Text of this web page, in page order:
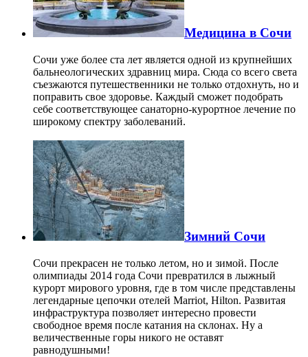
Медицина в Сочи
Сочи уже более ста лет является одной из крупнейших
бальнеологических здравниц мира. Сюда со всего света
съезжаются путешественники не только отдохнуть, но и
поправить свое здоровье. Каждый сможет подобрать
себе соответствующее санаторно-курортное лечение по
широкому спектру заболеваний.
Зимний Сочи
Сочи прекрасен не только летом, но и зимой. После
олимпиады 2014 года Сочи превратился в лыжный
курорт мирового уровня, где в том числе представлены
легендарные цепочки отелей Marriot, Hilton. Развитая
инфраструктура позволяет интересно провести
свободное время после катания на склонах. Ну а
величественные горы никого не оставят
равнодушными!